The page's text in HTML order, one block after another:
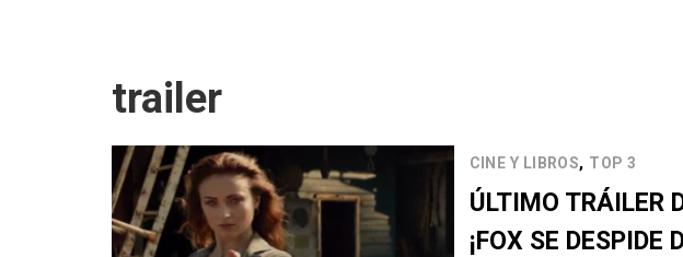
trailer
CINE Y LIBROS, TOP 3
ÚLTIMO TRÁILER
¡FOX SE DESPIDE